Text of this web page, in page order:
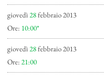
giovedì 28febbraio 2013
Ore: 10:00*
giovedì 28febbraio 2013
Ore: 21:00